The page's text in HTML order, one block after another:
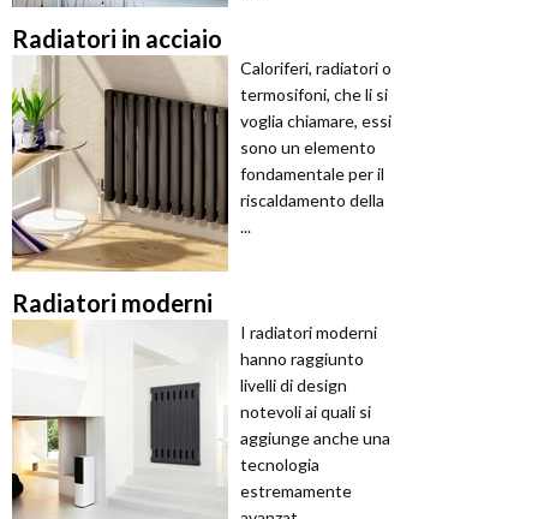
Radiatori in acciaio
Caloriferi, radiatori o
termosifoni, che li si
voglia chiamare, essi
sono un elemento
fondamentale per il
riscaldamento della
...
Radiatori moderni
I radiatori moderni
hanno raggiunto
livelli di design
notevoli ai quali si
aggiunge anche una
tecnologia
estremamente